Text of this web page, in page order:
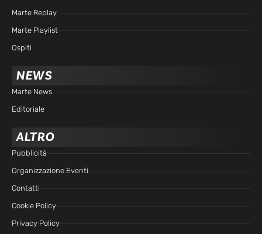
Marte Replay
Marte Playlist
Ospiti
NEWS
Marte News
Editoriale
ALTRO
Pubblicità
Organizzazione Eventi
Contatti
Cookie Policy
Privacy Policy